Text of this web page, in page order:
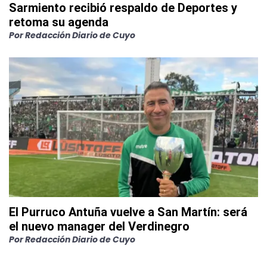
Sarmiento recibió respaldo de Deportes y
retoma su agenda
PorRedacción Diario de Cuyo
El Purruco Antuña vuelve a San Martín: será
el nuevo manager del Verdinegro
PorRedacción Diario de Cuyo